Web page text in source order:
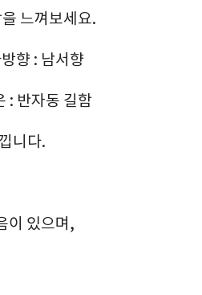
느껴보세요.
향 : 남서향
: 반자동 길함
니다.
이 있으며,